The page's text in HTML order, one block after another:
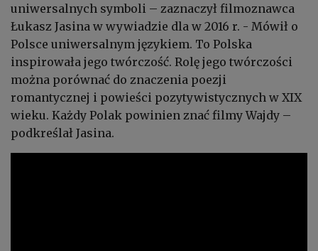
uniwersalnych symboli – zaznaczył filmoznawca
Łukasz Jasina w wywiadzie dla w 2016 r. - Mówił o
Polsce uniwersalnym językiem. To Polska
inspirowała jego twórczość. Rolę jego twórczości
można porównać do znaczenia poezji
romantycznej i powieści pozytywistycznych w XIX
wieku. Każdy Polak powinien znać filmy Wajdy –
podkreślał Jasina.